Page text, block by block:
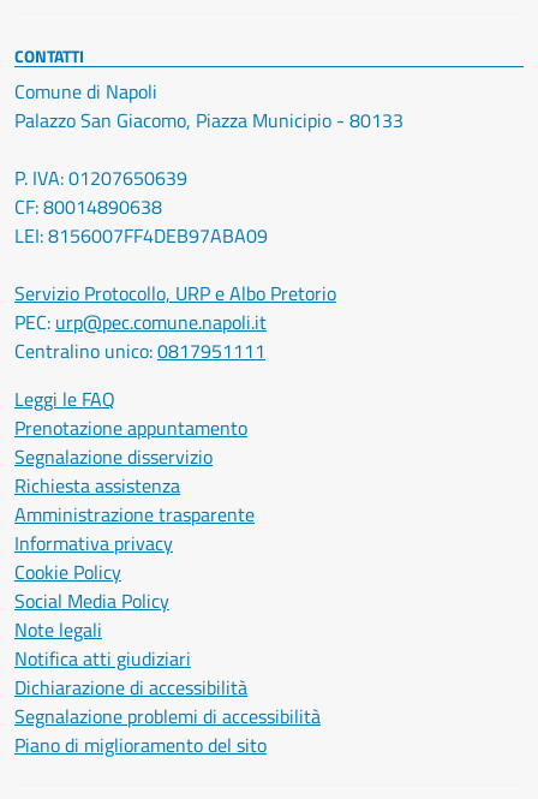
CONTATTI
Comune di Napoli
Palazzo San Giacomo, Piazza Municipio - 80133
P. IVA: 01207650639
CF: 80014890638
LEI: 8156007FF4DEB97ABA09
Servizio Protocollo, URP e Albo Pretorio
PEC: urp@pec.comune.napoli.it
Centralino unico:0817951111
Leggi le FAQ
Prenotazione appuntamento
Segnalazione disservizio
Richiesta assistenza
Amministrazione trasparente
Informativa privacy
Cookie Policy
Social Media Policy
Note legali
Notifica atti giudiziari
Dichiarazione di accessibilità
Segnalazione problemi di accessibilità
Piano di miglioramento del sito